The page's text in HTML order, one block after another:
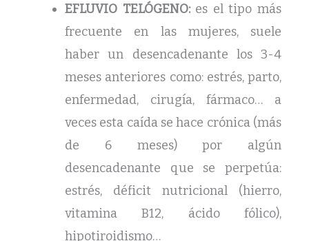
EFLUVIO TELÓGENO: es el tipo más
frecuente en las mujeres, suele
haber un desencadenante los 3-4
meses anteriores como: estrés, parto,
enfermedad, cirugía, fármaco… a
veces esta caída se hace crónica (más
de 6 meses) por algún
desencadenante que se perpetúa:
estrés, déficit nutricional (hierro,
vitamina B12, ácido fólico),
hipotiroidismo…